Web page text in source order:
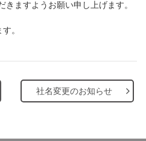
ますようお願い申し上げます。
。
​社名変更のお知らせ